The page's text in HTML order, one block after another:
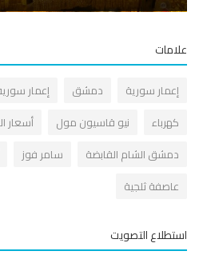
سورية دمشق إعمار سورية
نيو قاسيون مول أسعار
الشام القابضة
سامر فوز
ثلجية
التصويت